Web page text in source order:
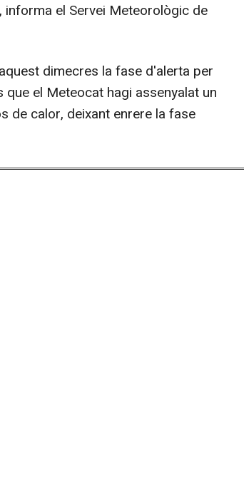
el Servei Meteorològic de
dimecres la fase d'alerta per
el Meteocat hagi assenyalat un
de calor, deixant enrere la fase